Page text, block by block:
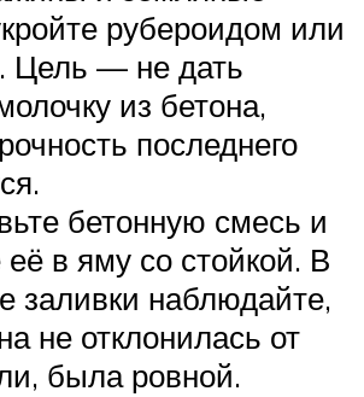
рубероидом или
Цель — не дать
из бетона,
последнего
бетонную смесь и
в яму со стойкой. В
заливки наблюдайте,
не отклонилась от
была ровной.